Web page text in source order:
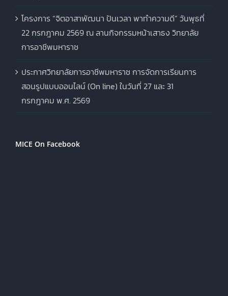
โครงการ “จิตอาสาพัฒนา ปันเวลา พาทำความดี” วันพุธที่
22 กรกฎาคม 2569 ณ ลานกิจกรรมหน้าเสาธง วิทยาลัย
การอาชีพมหาราช
ประกาศวิทยาลัยการอาชีพมหาราช การจัดการเรียนการ
สอนรูปแบบออนไลน์ (On line) ในวันที่ 27 และ 31
กรกฎาคม พ.ศ. 2569
MICE On Facebook